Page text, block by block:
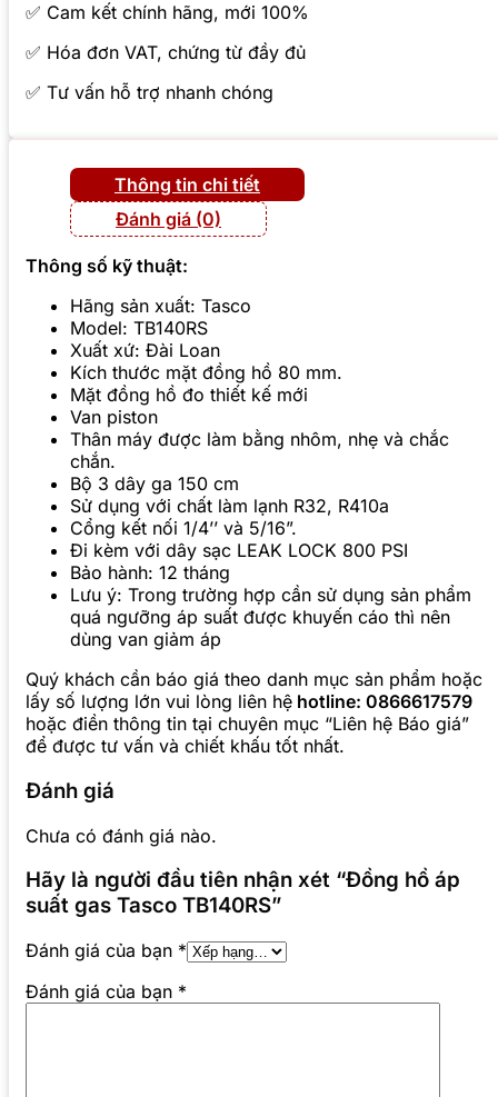
✅ Cam kết chính hãng, mới 100%
✅ Hóa đơn VAT, chứng từ đầy đủ
✅ Tư vấn hỗ trợ nhanh chóng
Thông tin chi tiết
Đánh giá (0)
Thông số kỹ thuật:
Hãng sản xuất: Tasco
Model: TB140RS
Xuất xứ: Đài Loan
Kích thước mặt đồng hồ 80 mm.
Mặt đồng hồ đo thiết kế mới
Van piston
Thân máy được làm bằng nhôm, nhẹ và chắc
chắn.
Bộ 3 dây ga 150 cm
Sử dụng với chất làm lạnh R32, R410a
Cổng kết nối 1/4’’ và 5/16”.
Đi kèm với dây sạc LEAK LOCK 800 PSI
Bảo hành: 12 tháng
Lưu ý: Trong trường hợp cần sử dụng sản phẩm
quá ngưỡng áp suất được khuyến cáo thì nên
dùng van giảm áp
Quý khách cần báo giá theo danh mục sản phẩm hoặc
lấy số lượng lớn vui lòng liên hệ hotline: 0866617579
hoặc điền thông tin tại chuyên mục “Liên hệ Báo giá”
để được tư vấn và chiết khấu tốt nhất.
Đánh giá
Chưa có đánh giá nào.
Hãy là người đầu tiên nhận xét “Đồng hồ áp
suất gas Tasco TB140RS”
Đánh giá của bạn *
Đánh giá của bạn *